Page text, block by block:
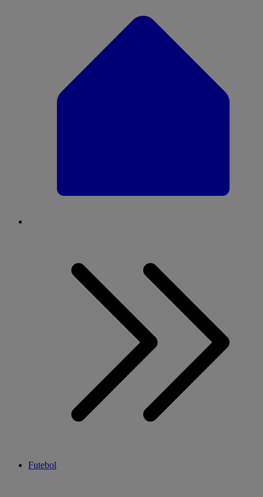
Futebol